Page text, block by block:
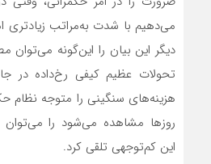
می‌دهیم با شدت به‌مراتب زیادتری
دیگر این بیان را این‌گونه می‌توان
تحولات عظیم کیفی رخ‌‌‌‌‌‌داده در
هزینه‌های سنگینی را متوجه نظام
روزها مشاهده می‌شود را
این کم‌‌‌‌‌‌توجهی تلقی کرد.